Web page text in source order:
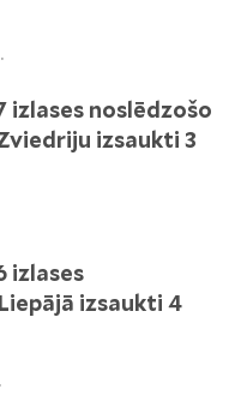
izlases noslēdzošo
izsaukti 3
izlases
izsaukti 4